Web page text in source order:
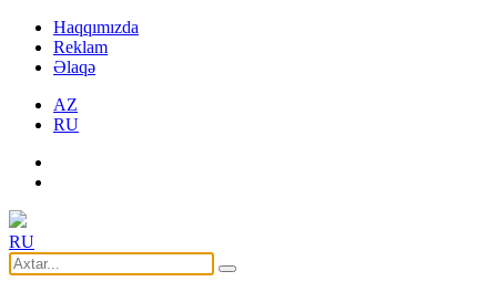
Haqqımızda
Reklam
Əlaqə
AZ
RU
RU